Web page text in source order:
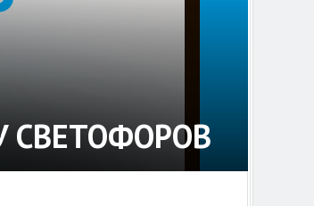
СВЕТОФОРОВ